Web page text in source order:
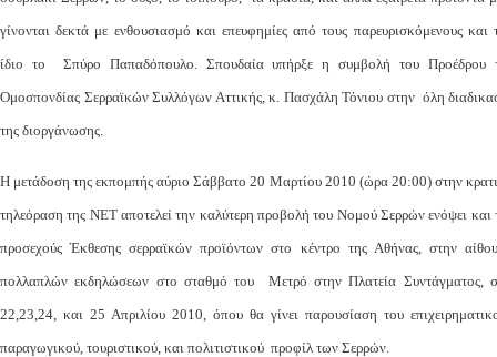
γίνονται δεκτά με ενθουσιασμό και επευφημίες από τους παρευρισκόμενους και
ίδιο το Σπύρο Παπαδόπουλο. Σπουδαία υπήρξε η συμβολή του Προέδρου
Ομοσπονδίας Σερραϊκών Συλλόγων Αττικής, κ. Πασχάλη Τόνιου στην όλη
της διοργάνωσης.
Η μετάδοση της εκπομπής αύριο Σάββατο 20 Μαρτίου 2010 (ώρα 20:00) στην
τηλεόραση της ΝΕΤ αποτελεί την καλύτερη προβολή του Νομού Σερρών ενόψει και
προσεχούς Έκθεσης σερραϊκών προϊόντων στο κέντρο της Αθήνας, στην
πολλαπλών εκδηλώσεων στο σταθμό του Μετρό στην Πλατεία Συντάγματος,
22,23,24, και 25 Απριλίου 2010, όπου θα γίνει παρουσίαση του
παραγωγικού, τουριστικού, και πολιτιστικού προφίλ των Σερρών.